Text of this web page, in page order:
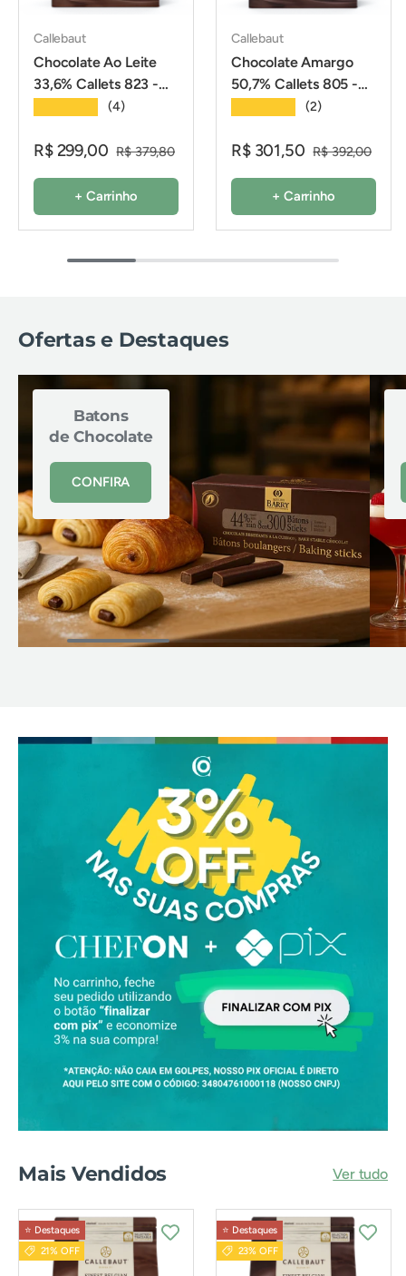
Callebaut
Chocolate Ao Leite
33,6% Callets 823 -
2,01Kg - Callebaut
(4)
R$ 299,00 R$ 379,80
+ Carrinho
Callebaut
Chocolate Amargo
50,7% Callets 805 -
2,01Kg - Callebaut
(2)
R$ 301,50 R$ 392,00
+ Carrinho
Ofertas e Destaques
Batons
de Chocolate
CONFIRA
Mais Vendidos Ver tudo
⭐️ Destaques
21% OFF
⭐️ Destaques
23% OFF